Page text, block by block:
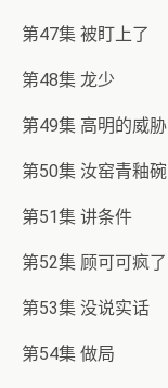
第47集 被盯上了
第48集 龙少
第49集 高明的威胁
第50集 汝窑青釉碗
第51集 讲条件
第52集 顾可可疯了
第53集 没说实话
第54集 做局